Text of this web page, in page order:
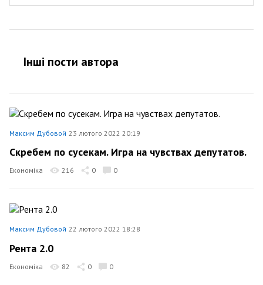
Інші пости автора
Максим Дубовой 23 лютого 2022 20:19
Скребем по сусекам. Игра на чувствах депутатов.
Економіка 216 0 0
Максим Дубовой 22 лютого 2022 18:28
Рента 2.0
Економіка 82 0 0